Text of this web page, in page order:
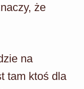
że
na
tam ktoś dla